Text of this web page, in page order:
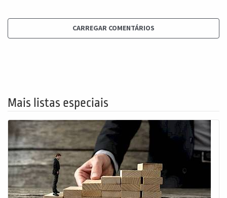
CARREGAR COMENTÁRIOS
Mais listas especiais